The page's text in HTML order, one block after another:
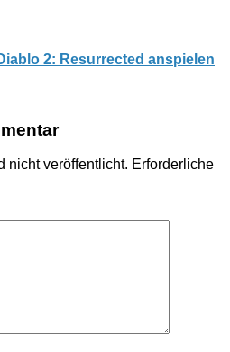
2: Resurrected anspielen
nicht veröffentlicht. Erforderliche